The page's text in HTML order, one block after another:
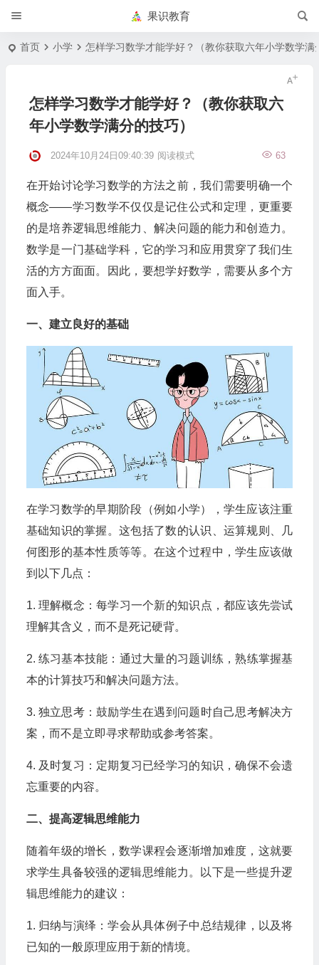
果识教育
首页 小学 怎样学习数学才能学好？（教你获取六年小学数学满
怎样学习数学才能学好？（教你获取六
年小学数学满分的技巧）
2024年10月24日09:40:39 63
阅读模式
在开始讨论学习数学的方法之前，我们需要明确一个
概念——学习数学不仅仅是记住公式和定理，更重要
的是培养逻辑思维能力、解决问题的能力和创造力。
数学是一门基础学科，它的学习和应用贯穿了我们生
活的方方面面。因此，要想学好数学，需要从多个方
面入手。
一、建立良好的基础
在学习数学的早期阶段（例如小学），学生应该注重
基础知识的掌握。这包括了数的认识、运算规则、几
何图形的基本性质等等。在这个过程中，学生应该做
到以下几点：
1. 理解概念：每学习一个新的知识点，都应该先尝试
理解其含义，而不是死记硬背。
2. 练习基本技能：通过大量的习题训练，熟练掌握基
本的计算技巧和解决问题方法。
3. 独立思考：鼓励学生在遇到问题时自己思考解决方
案，而不是立即寻求帮助或参考答案。
4. 及时复习：定期复习已经学习的知识，确保不会遗
忘重要的内容。
二、提高逻辑思维能力
随着年级的增长，数学课程会逐渐增加难度，这就要
求学生具备较强的逻辑思维能力。以下是一些提升逻
辑思维能力的建议：
1. 归纳与演绎：学会从具体例子中总结规律，以及将
已知的一般原理应用于新的情境。